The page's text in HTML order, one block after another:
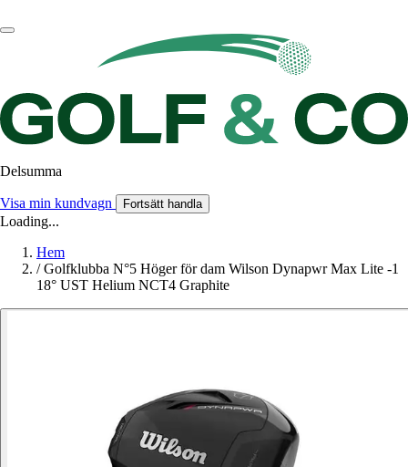
Delsumma
Visa min kundvagn Fortsätt handla
Loading...
Hem
/ Golfklubba N°5 Höger för dam Wilson Dynapwr Max Lite -1
18° UST Helium NCT4 Graphite